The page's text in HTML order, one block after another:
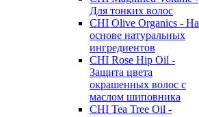
Для тонких волос
CHI Olive Organics - На
основе натуральных
ингредиентов
CHI Rose Hip Oil -
Защита цвета
окрашенных волос с
маслом шиповника
CHI Tea Tree Oil -